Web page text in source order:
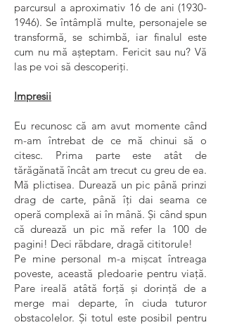
parcursul a aproximativ 16 de ani (1930-
1946). Se întâmplă multe, personajele se
transformă, se schimbă, iar finalul este
cum nu mă așteptam. Fericit sau nu? Vă
las pe voi să descoperiți.
Impresii
Eu recunosc că am avut momente când
m-am întrebat de ce mă chinui să o
citesc. Prima parte este atât de
tărăgănată încât am trecut cu greu de ea.
Mă plictisea. Durează un pic până prinzi
drag de carte, până îți dai seama ce
operă complexă ai în mână. Și când spun
că durează un pic mă refer la 100 de
pagini! Deci răbdare, dragă cititorule!
Pe mine personal m-a mișcat întreaga
poveste, această pledoarie pentru viață.
Pare ireală atâtă forță și dorință de a
merge mai departe, în ciuda tuturor
obstacolelor. Și totul este posibil pentru